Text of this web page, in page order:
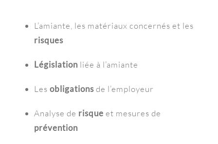
L’amiante, les matériaux concernés et les
risques
Législation liée à l’amiante
Les obligationsde l’employeur
Analyse de risque et mesures de
prévention